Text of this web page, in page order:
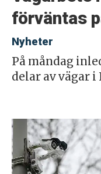
förväntas
Nyheter
På måndag
delar av vägar